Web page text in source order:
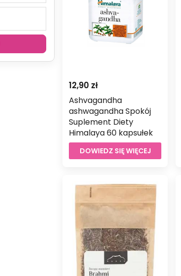
12,90 zł
Ashvagandha
ashwagandha Spokój
Suplement Diety
Himalaya 60 kapsułek
DOWIEDZ SIĘ WIĘCEJ